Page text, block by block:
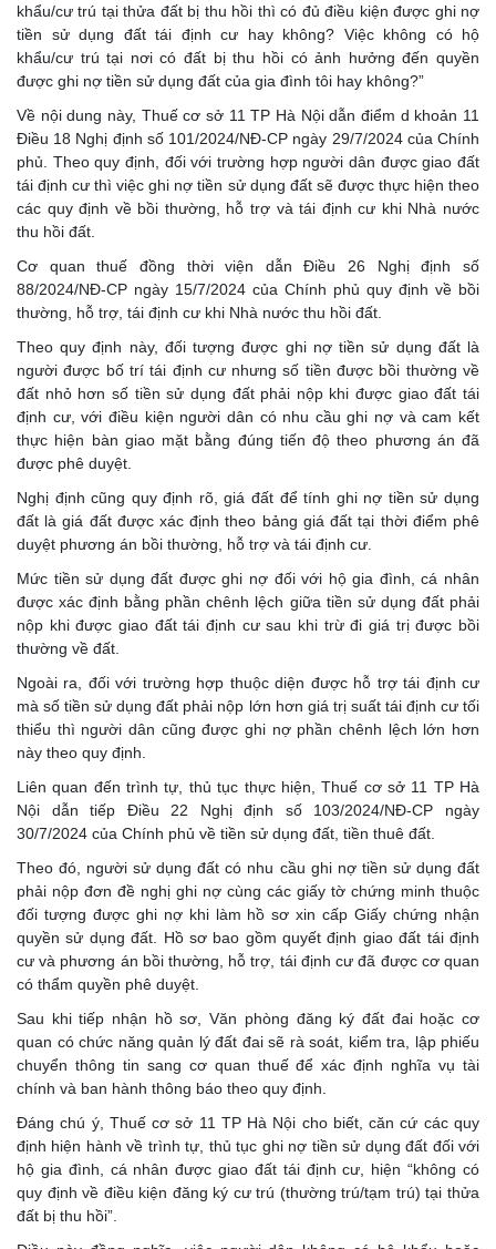
khẩu/cư trú tại thửa đất bị thu hồi thì có đủ điều kiện được ghi nợ
tiền sử dụng đất tái định cư hay không? Việc không có hộ
khẩu/cư trú tại nơi có đất bị thu hồi có ảnh hưởng đến quyền
được ghi nợ tiền sử dụng đất của gia đình tôi hay không?”
Về nội dung này, Thuế cơ sở 11 TP Hà Nội dẫn điểm d khoản 11
Điều 18 Nghị định số 101/2024/NĐ-CP ngày 29/7/2024 của Chính
phủ. Theo quy định, đối với trường hợp người dân được giao đất
tái định cư thì việc ghi nợ tiền sử dụng đất sẽ được thực hiện theo
các quy định về bồi thường, hỗ trợ và tái định cư khi Nhà nước
thu hồi đất.
Cơ quan thuế đồng thời viện dẫn Điều 26 Nghị định số
88/2024/NĐ-CP ngày 15/7/2024 của Chính phủ quy định về bồi
thường, hỗ trợ, tái định cư khi Nhà nước thu hồi đất.
Theo quy định này, đối tượng được ghi nợ tiền sử dụng đất là
người được bố trí tái định cư nhưng số tiền được bồi thường về
đất nhỏ hơn số tiền sử dụng đất phải nộp khi được giao đất tái
định cư, với điều kiện người dân có nhu cầu ghi nợ và cam kết
thực hiện bàn giao mặt bằng đúng tiến độ theo phương án đã
được phê duyệt.
Nghị định cũng quy định rõ, giá đất để tính ghi nợ tiền sử dụng
đất là giá đất được xác định theo bảng giá đất tại thời điểm phê
duyệt phương án bồi thường, hỗ trợ và tái định cư.
Mức tiền sử dụng đất được ghi nợ đối với hộ gia đình, cá nhân
được xác định bằng phần chênh lệch giữa tiền sử dụng đất phải
nộp khi được giao đất tái định cư sau khi trừ đi giá trị được bồi
thường về đất.
Ngoài ra, đối với trường hợp thuộc diện được hỗ trợ tái định cư
mà số tiền sử dụng đất phải nộp lớn hơn giá trị suất tái định cư tối
thiểu thì người dân cũng được ghi nợ phần chênh lệch lớn hơn
này theo quy định.
Liên quan đến trình tự, thủ tục thực hiện, Thuế cơ sở 11 TP Hà
Nội dẫn tiếp Điều 22 Nghị định số 103/2024/NĐ-CP ngày
30/7/2024 của Chính phủ về tiền sử dụng đất, tiền thuê đất.
Theo đó, người sử dụng đất có nhu cầu ghi nợ tiền sử dụng đất
phải nộp đơn đề nghị ghi nợ cùng các giấy tờ chứng minh thuộc
đối tượng được ghi nợ khi làm hồ sơ xin cấp Giấy chứng nhận
quyền sử dụng đất. Hồ sơ bao gồm quyết định giao đất tái định
cư và phương án bồi thường, hỗ trợ, tái định cư đã được cơ quan
có thẩm quyền phê duyệt.
Sau khi tiếp nhận hồ sơ, Văn phòng đăng ký đất đai hoặc cơ
quan có chức năng quản lý đất đai sẽ rà soát, kiểm tra, lập phiếu
chuyển thông tin sang cơ quan thuế để xác định nghĩa vụ tài
chính và ban hành thông báo theo quy định.
Đáng chú ý, Thuế cơ sở 11 TP Hà Nội cho biết, căn cứ các quy
định hiện hành về trình tự, thủ tục ghi nợ tiền sử dụng đất đối với
hộ gia đình, cá nhân được giao đất tái định cư, hiện “không có
quy định về điều kiện đăng ký cư trú (thường trú/tạm trú) tại thửa
đất bị thu hồi”.